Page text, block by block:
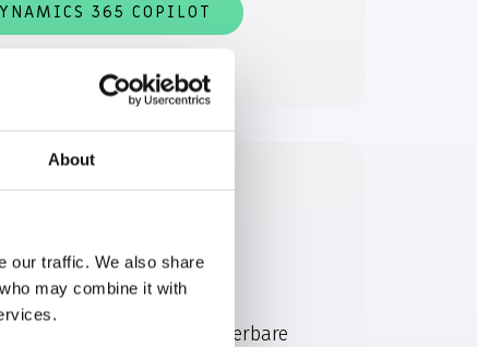
About
our traffic. We also share
may combine it with
365 COPILOT
for sikre og skalerbare